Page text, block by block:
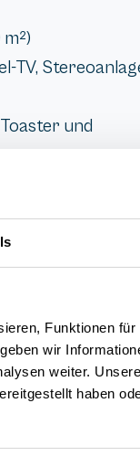
Funktionen
wir
weiter.
haben
TV,
und